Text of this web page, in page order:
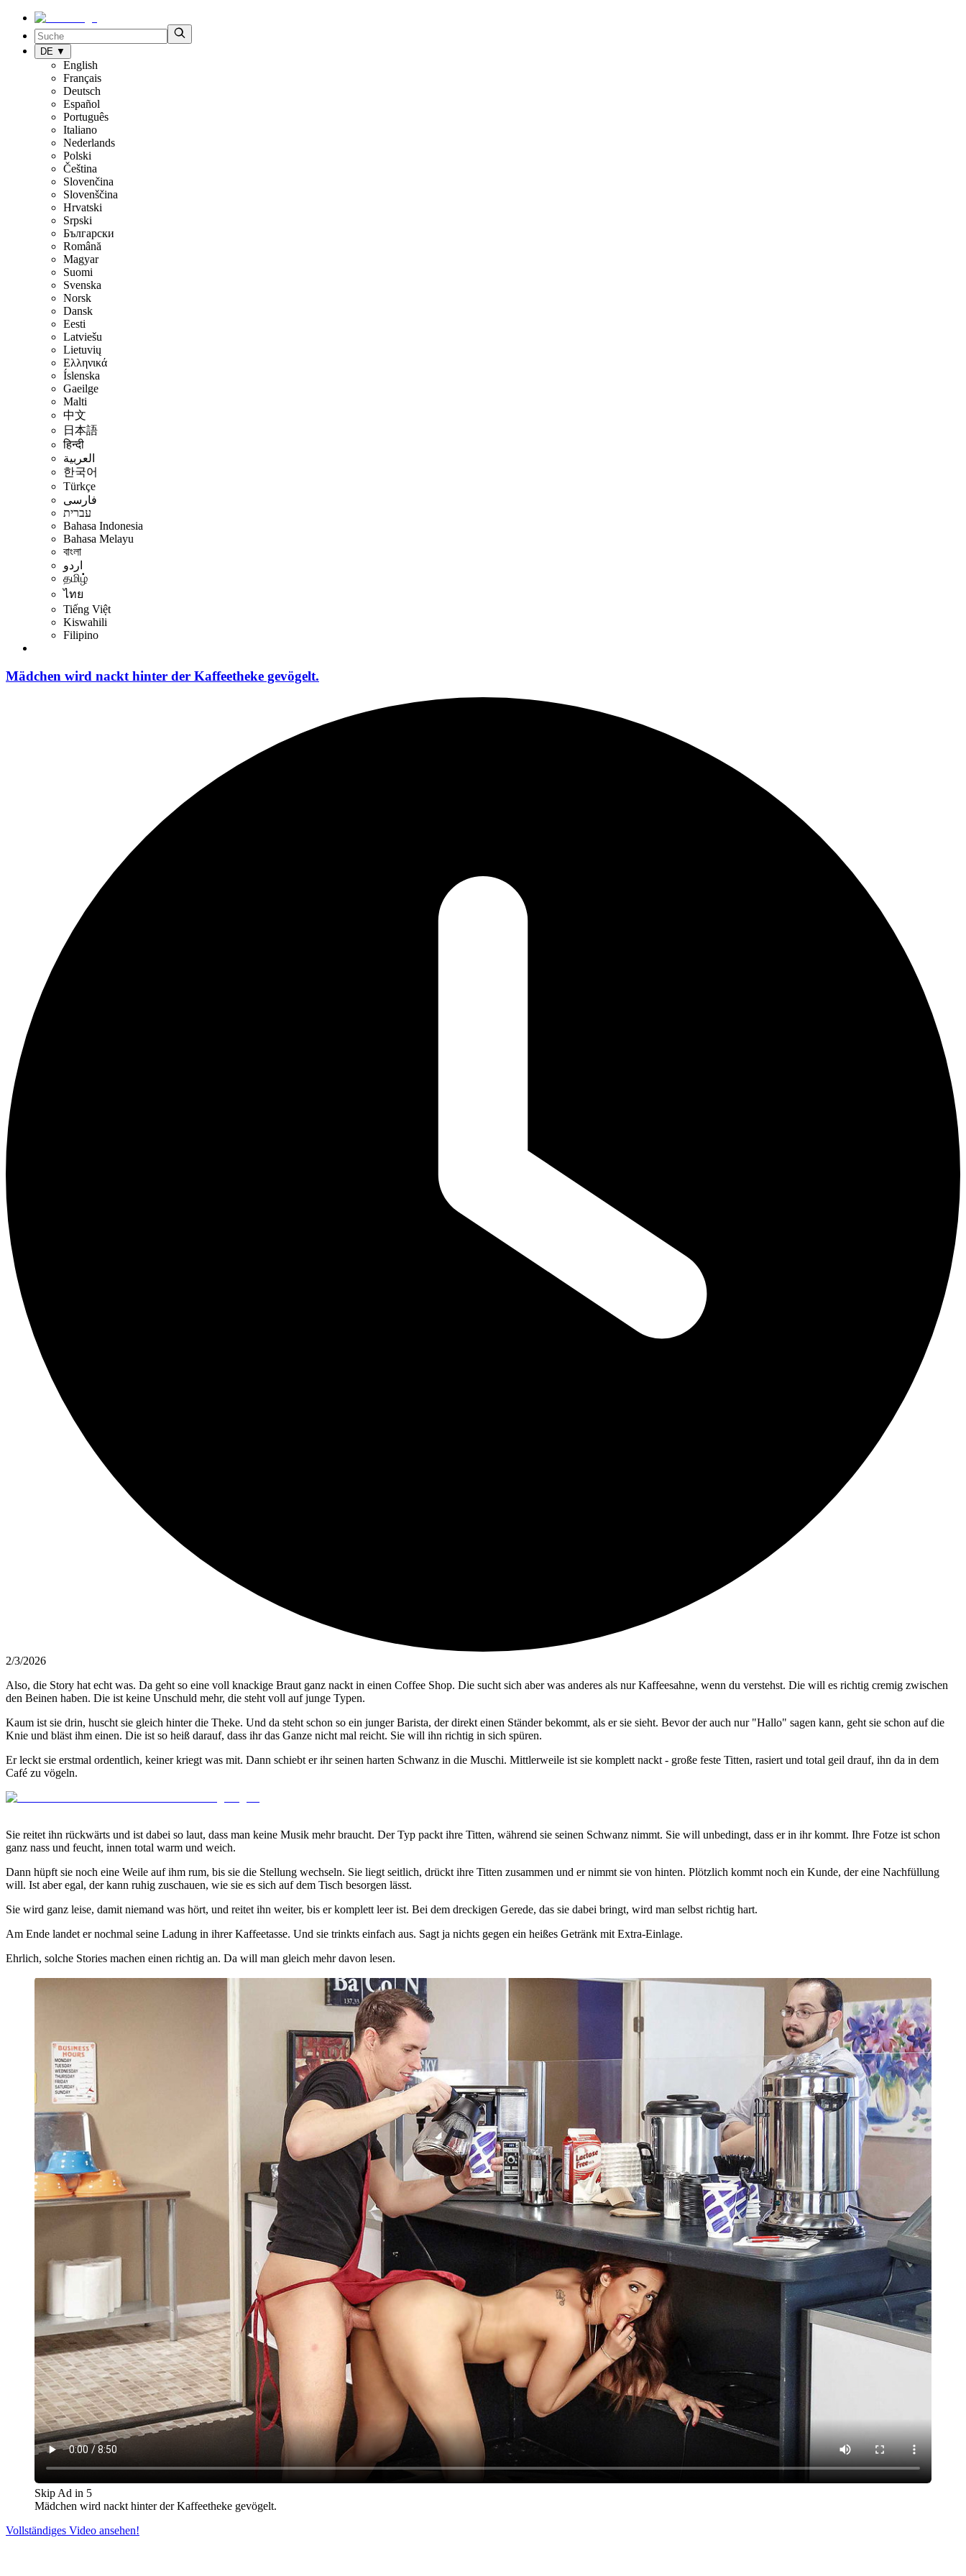
DE ▼
English
Français
Deutsch
Español
Português
Italiano
Nederlands
Polski
Čeština
Slovenčina
Slovenščina
Hrvatski
Srpski
Български
Română
Magyar
Suomi
Svenska
Norsk
Dansk
Eesti
Latviešu
Lietuvių
Ελληνικά
Íslenska
Gaeilge
Malti
中文
日本語
हिन्दी
العربية
한국어
Türkçe
فارسی
עברית
Bahasa Indonesia
Bahasa Melayu
বাংলা
اردو
தமிழ்
ไทย
Tiếng Việt
Kiswahili
Filipino
Mädchen wird nackt hinter der Kaffeetheke gevögelt.
2/3/2026
Also, die Story hat echt was. Da geht so eine voll knackige Braut ganz nackt in einen Coffee Shop. Die sucht sich aber was anderes als nur Kaffeesahne, wenn du verstehst. Die will es richtig cremig zwischen
den Beinen haben. Die ist keine Unschuld mehr, die steht voll auf junge Typen.
Kaum ist sie drin, huscht sie gleich hinter die Theke. Und da steht schon so ein junger Barista, der direkt einen Ständer bekommt, als er sie sieht. Bevor der auch nur "Hallo" sagen kann, geht sie schon auf die
Knie und bläst ihm einen. Die ist so heiß darauf, dass ihr das Ganze nicht mal reicht. Sie will ihn richtig in sich spüren.
Er leckt sie erstmal ordentlich, keiner kriegt was mit. Dann schiebt er ihr seinen harten Schwanz in die Muschi. Mittlerweile ist sie komplett nackt - große feste Titten, rasiert und total geil drauf, ihn da in dem
Café zu vögeln.
Sie reitet ihn rückwärts und ist dabei so laut, dass man keine Musik mehr braucht. Der Typ packt ihre Titten, während sie seinen Schwanz nimmt. Sie will unbedingt, dass er in ihr kommt. Ihre Fotze ist schon
ganz nass und feucht, innen total warm und weich.
Dann hüpft sie noch eine Weile auf ihm rum, bis sie die Stellung wechseln. Sie liegt seitlich, drückt ihre Titten zusammen und er nimmt sie von hinten. Plötzlich kommt noch ein Kunde, der eine Nachfüllung
will. Ist aber egal, der kann ruhig zuschauen, wie sie es sich auf dem Tisch besorgen lässt.
Sie wird ganz leise, damit niemand was hört, und reitet ihn weiter, bis er komplett leer ist. Bei dem dreckigen Gerede, das sie dabei bringt, wird man selbst richtig hart.
Am Ende landet er nochmal seine Ladung in ihrer Kaffeetasse. Und sie trinkts einfach aus. Sagt ja nichts gegen ein heißes Getränk mit Extra-Einlage.
Ehrlich, solche Stories machen einen richtig an. Da will man gleich mehr davon lesen.
Skip Ad in 5
Mädchen wird nackt hinter der Kaffeetheke gevögelt.
Vollständiges Video ansehen!